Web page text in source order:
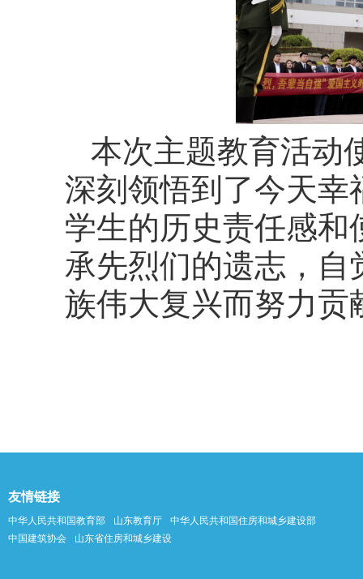
本次主题教育活动
深刻领悟到了今天幸
学生的历史责任感
承先烈们的遗志，
族伟大复兴而努力贡
友情链接
中华人民共和国教育部 山东教育厅
中华人民共和国住房和城乡建设部
中国建筑协会
山东省住房和城乡建设